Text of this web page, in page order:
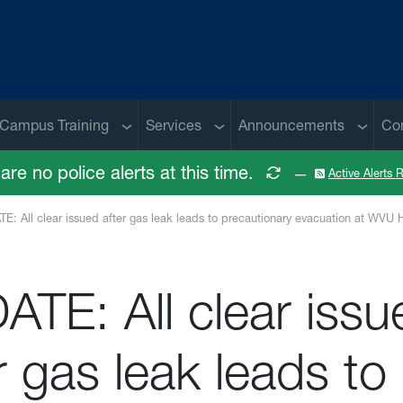
Campus Training Sub menu
Services Sub menu
Announcements Sub
no police alerts at this time. — Active Alerts
All clear issued after gas leak leads to precautionary evacuation at WVU
All clear
gas leak leads to